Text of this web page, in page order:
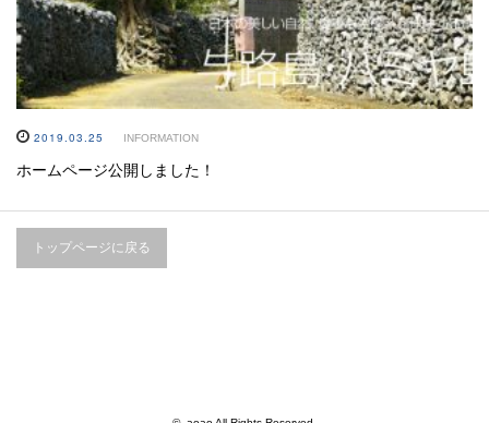
2019.03.25 INFORMATION
ホームページ公開しました！
トップページに戻る